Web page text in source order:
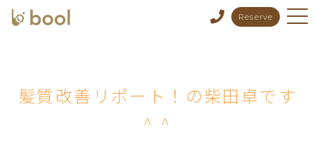
Reserve
髪質改善リポート！の柴田卓です
^ ^